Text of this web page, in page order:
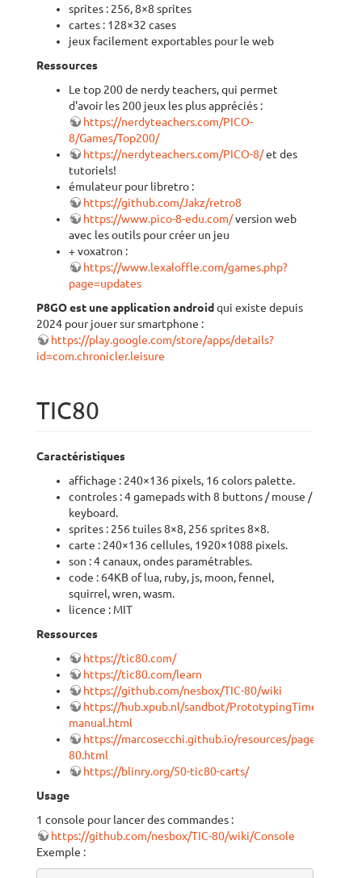
sprites : 256, 8×8 sprites
cartes : 128×32 cases
jeux facilement exportables pour le web
Ressources
Le top 200 de nerdy teachers, qui permet
d'avoir les 200 jeux les plus appréciés :
https://nerdyteachers.com/PICO-
8/Games/Top200/
https://nerdyteachers.com/PICO-8/et des
tutoriels!
émulateur pour libretro :
https://github.com/Jakz/retro8
https://www.pico-8-edu.com/version web
avec les outils pour créer un jeu
+ voxatron :
https://www.lexaloffle.com/games.php?
page=updates
P8GO est une application android qui existe depuis
2024 pour jouer sur smartphone :
https://play.google.com/store/apps/details?
id=com.chronicler.leisure
TIC80
Caractéristiques
affichage : 240×136 pixels, 16 colors palette.
controles : 4 gamepads with 8 buttons / mouse /
keyboard.
sprites : 256 tuiles 8×8, 256 sprites 8×8.
carte : 240×136 cellules, 1920×1088 pixels.
son : 4 canaux, ondes paramétrables.
code : 64KB of lua, ruby, js, moon, fennel,
squirrel, wren, wasm.
licence : MIT
Ressources
https://tic80.com/
https://tic80.com/learn
https://github.com/nesbox/TIC-80/wiki
https://hub.xpub.nl/sandbot/PrototypingTimes/tic80-
manual.html
https://marcosecchi.github.io/resources/pages/
80.html
https://blinry.org/50-tic80-carts/
Usage
1 console pour lancer des commandes :
https://github.com/nesbox/TIC-80/wiki/Console
Exemple :